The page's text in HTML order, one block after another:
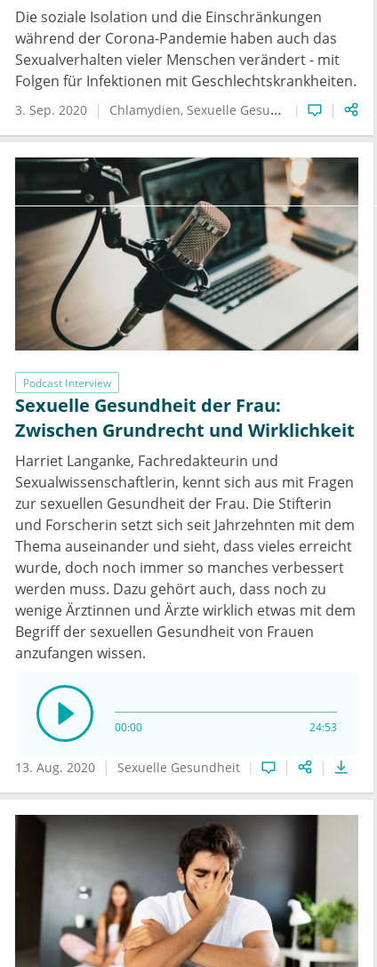
Die soziale Isolation und die Einschränkungen
während der Corona-Pandemie haben auch das
Sexualverhalten vieler Menschen verändert - mit
Folgen für Infektionen mit Geschlechtskrankheiten.
3. Sep. 2020 Chlamydien Sexuelle Gesundheit Sexuell
Podcast Interview
Sexuelle Gesundheit der Frau:
Zwischen Grundrecht und Wirklichkeit
Harriet Langanke, Fachredakteurin und
Sexualwissenschaftlerin, kennt sich aus mit Fragen
zur sexuellen Gesundheit der Frau. Die Stifterin
und Forscherin setzt sich seit Jahrzehnten mit dem
Thema auseinander und sieht, dass vieles erreicht
wurde, doch noch immer so manches verbessert
werden muss. Dazu gehört auch, dass noch zu
wenige Ärztinnen und Ärzte wirklich etwas mit dem
Begriff der sexuellen Gesundheit von Frauen
anzufangen wissen.
00:00 24:53
13. Aug. 2020 Sexuelle Gesundheit